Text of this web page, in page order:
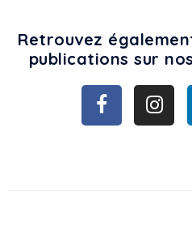
Retrouvez
publications sur